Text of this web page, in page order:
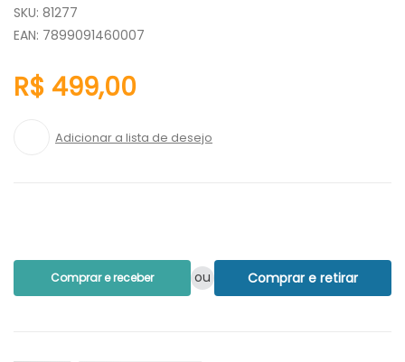
: 81277
EAN: 7899091460007
R$ 499,00
Comprar e receber ou Comprar e retirar